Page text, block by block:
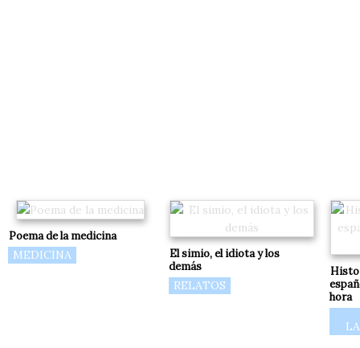
Poema de la medicina
MEDICINA
El simio, el idiota y los
demás
RELATOS
hora